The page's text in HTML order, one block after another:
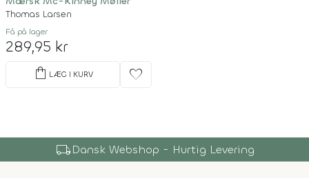
Thomas Larsen
Få på lager
289,95 kr
shopping_bag LÆG I KURV favorite
local_shippingDansk Webshop - Hurtig Levering